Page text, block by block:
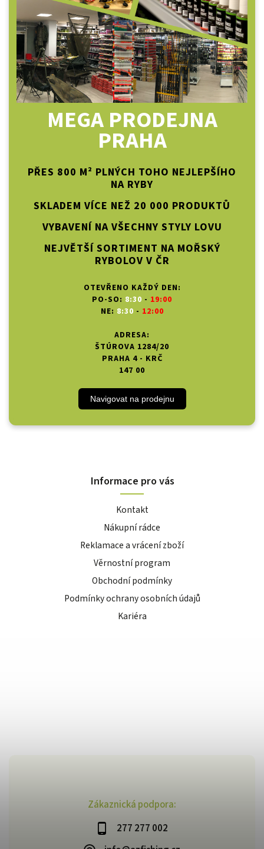
Zákaznická podpora:
277 277 002
MEGA PRODEJNA
PRAHA
PŘES 800 M² PLNÝCH TOHO NEJLEPŠÍHO
NA RYBY
SKLADEM VÍCE NEŽ 20 000 PRODUKTŮ
VYBAVENÍ NA VŠECHNY STYLY LOVU
NEJVĚTŠÍ SORTIMENT NA MOŘSKÝ
RYBOLOV V ČR
OTEVŘENO KAŽDÝ DEN:
PO-SO: 8:30 - 19:00
NE: 8:30 - 12:00
ADRESA:
ŠTÚROVA 1284/20
PRAHA 4 - KRČ
147 00
Navigovat na prodejnu
Informace pro vás
Kontakt
Nákupní rádce
Reklamace a vrácení zboží
Věrnostní program
Obchodní podmínky
Podmínky ochrany osobních údajů
Kariéra